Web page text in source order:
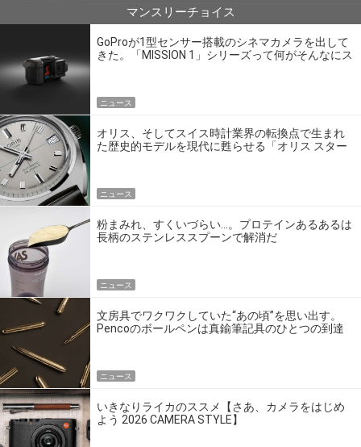
マンスリーチョイス
GoProが1型センサー搭載のシネマカメラを出して
きた。「MISSION 1」シリーズって何がそんなにス
ニュース
オリス、そしてスイス時計業界の転換点で生まれ
た歴史的モデルを現代に甦らせる「オリス スター
ニュース
粉まみれ、すくいづらい…。プロテインあるあるは
長柄のステンレススプーンで解消だ
ニュース
文房具でワクワクしていた“あの頃”を思い出す。
Pencoのボールペンは真鍮筆記具のひとつの到達
ニュース
いきなりライカのススメ【さあ、カメラをはじめ
よう 2026 CAMERA STYLE】